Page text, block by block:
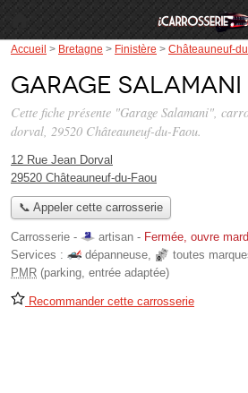
Accueil > Bretagne > Finistère > Châteauneuf-
Garage Salamani
Cette fiche présente "Garage Salamani",
dorval, 29520 Châteauneuf-du-Faou.
12 Rue Jean Dorval
29520 Châteauneuf-du-Faou
📞 Appeler cette carrosserie
Carrosserie - artisan - Fermée, ouvre
Services :
dépanneuse, toutes
PMR (parking, entrée adaptée)
Recommander cette carrosserie